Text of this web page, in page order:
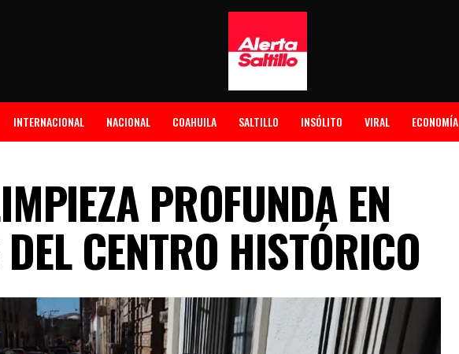
INTERNACIONAL NACIONAL COAHUILA SALTILLO INSÓLITO VIRAL ECONOMÍA
PROFUNDA EN
CENTRO HISTÓRICO